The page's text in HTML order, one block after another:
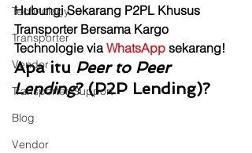
Technology
Transporter
Vendor
Transporter Support
Blog
Vendor
Hubungi Sekarang P2PL Khusus
Transporter Bersama Kargo
Technologie via WhatsApp sekarang!
Apa itu Peer to Peer
Lending? (P2P Lending)?